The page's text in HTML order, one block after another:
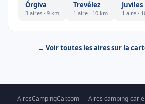
Órgiva
3 aires · 9 km
Trevélez
1 aire · 10 km
Juviles
1 aire ·
← Voir toutes les aires sur la
AiresCampingCar.com — Aires camping-car